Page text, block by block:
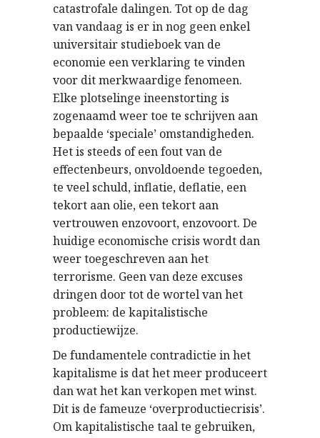
catastrofale dalingen. Tot op de dag
van vandaag is er in nog geen enkel
universitair studieboek van de
economie een verklaring te vinden
voor dit merkwaardige fenomeen.
Elke plotselinge ineenstorting is
zogenaamd weer toe te schrijven aan
bepaalde ‘speciale’ omstandigheden.
Het is steeds of een fout van de
effectenbeurs, onvoldoende tegoeden,
te veel schuld, inflatie, deflatie, een
tekort aan olie, een tekort aan
vertrouwen enzovoort, enzovoort. De
huidige economische crisis wordt dan
weer toegeschreven aan het
terrorisme. Geen van deze excuses
dringen door tot de wortel van het
probleem: de kapitalistische
productiewijze.
De fundamentele contradictie in het
kapitalisme is dat het meer produceert
dan wat het kan verkopen met winst.
Dit is de fameuze ‘overproductiecrisis’.
Om kapitalistische taal te gebruiken,